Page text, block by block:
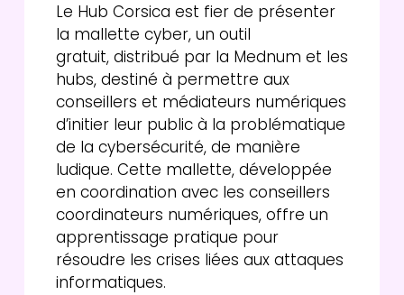
Le Hub Corsica est fier de présenter
la mallette cyber, un outil
gratuit, distribué par la Mednum et les
hubs, destiné à permettre aux
conseillers et médiateurs numériques
d’initier leur public à la problématique
de la cybersécurité, de manière
ludique. Cette mallette, développée
en coordination avec les conseillers
coordinateurs numériques, offre un
apprentissage pratique pour
résoudre les crises liées aux attaques
informatiques.